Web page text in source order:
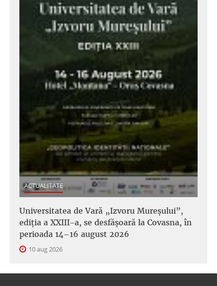
ACTUALITATE
Universitatea de Vară „Izvoru Mureșului”,
ediția a XXIII-a, se desfășoară la Covasna, în
perioada 14–16 august 2026
10 aug 2026